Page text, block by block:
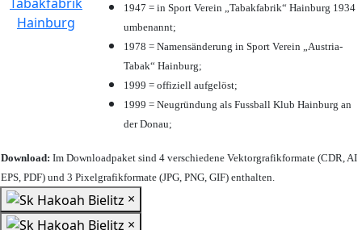
1947 = in Sport Verein „Tabakfabrik“ Hainburg 1934
umbenannt;
1978 = Namensänderung in Sport Verein „Austria-
Tabak“ Hainburg;
1999 = offiziell aufgelöst;
1999 = Neugründung als Fussball Klub Hainburg an
der Donau;
Download: Im Downloadpaket sind 4 verschiedene Vektorgrafikformate (CDR, AI
EPS, PDF) und 3 Pixelgrafikformate (JPG, PNG, GIF) enthalten.
×
×